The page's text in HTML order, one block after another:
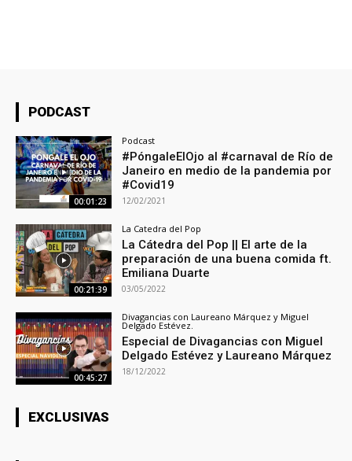
PODCAST
00:01:23
Podcast
#PóngaleElOjo al #carnaval de Río de
Janeiro en medio de la pandemia por
#Covid19
12/02/2021
00:21:39
La Catedra del Pop
La Cátedra del Pop || El arte de la
preparación de una buena comida ft.
Emiliana Duarte
03/05/2022
00:45:27
Divagancias con Laureano Márquez y Miguel
Delgado Estévez.
Especial de Divagancias con Miguel
Delgado Estévez y Laureano Márquez
18/12/2022
EXCLUSIVAS